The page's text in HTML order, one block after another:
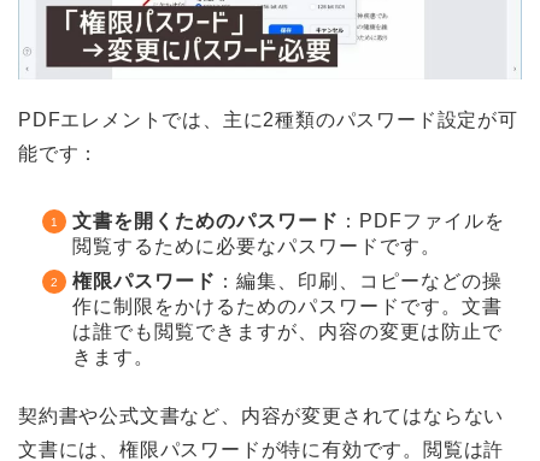
PDFエレメントでは、主に2種類のパスワード設定が可
能です：
文書を開くためのパスワード ：PDFファイルを
閲覧するために必要なパスワードです。
権限パスワード ：編集、印刷、コピーなどの操
作に制限をかけるためのパスワードです。文書
は誰でも閲覧できますが、内容の変更は防止で
きます。
契約書や公式文書など、内容が変更されてはならない
文書には、権限パスワードが特に有効です。閲覧は許